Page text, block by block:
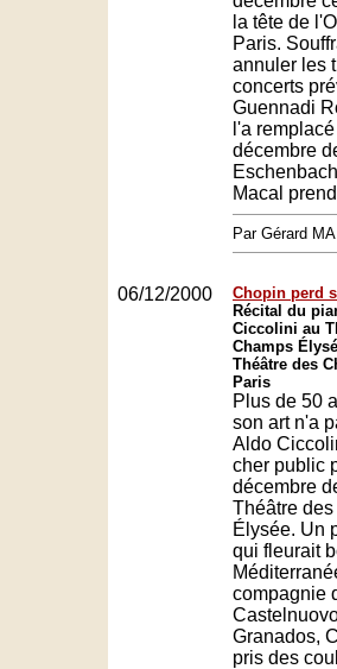
la tête de
Paris.
annuler les
concerts
Guennadi
l'a
décembre
Macal
Par Gérard
06/12/2000
Chopin perd
Récital du
Ciccolini au
Champs
Théâtre des
Paris
Plus de 50
son art n'a
Aldo
cher public
décembre
Théâtre
Élysée. Un
qui fleurait
compagnie
Granados,
pris des